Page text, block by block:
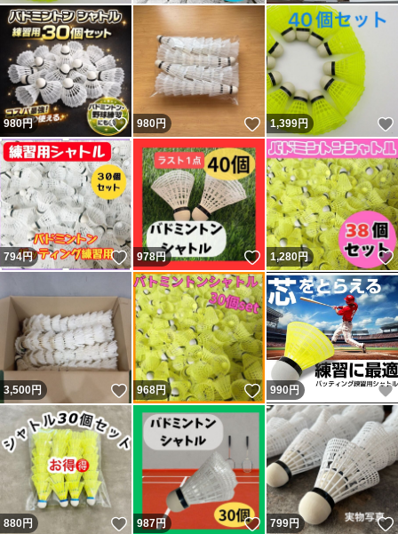
980円 いいね！
980円 いいね！
1,399円
794円 いいね！
978円 いいね！
1,280円
3,500円 いいね！
968円 いいね！
990円
880円 いいね！
987円 いいね！
799円